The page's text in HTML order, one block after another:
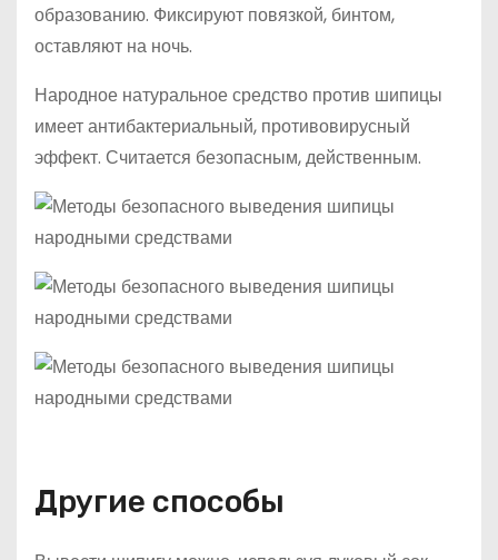
образованию. Фиксируют повязкой, бинтом,
оставляют на ночь.
Народное натуральное средство против шипицы
имеет антибактериальный, противовирусный
эффект. Считается безопасным, действенным.
Другие способы